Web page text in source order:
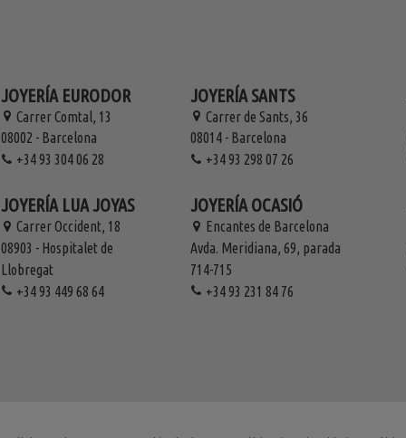
JOYERÍA EURODOR
Carrer Comtal, 13
08002 - Barcelona
+34 93 304 06 28
JOYERÍA SANTS
Carrer de Sants, 36
08014 - Barcelona
+34 93 298 07 26
JOYERÍA LUA JOYAS
Carrer Occident, 18
08903 - Hospitalet de
Llobregat
+34 93 449 68 64
JOYERÍA OCASIÓ
Encantes de Barcelona
Avda. Meridiana, 69, parada
714-715
+34 93 231 84 76